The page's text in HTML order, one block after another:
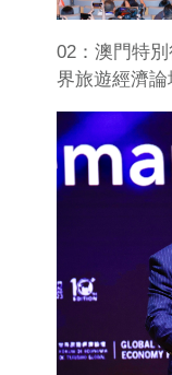
02：澳門特
界旅遊經濟